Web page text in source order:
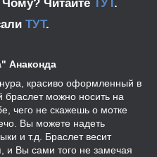
Чому? Читайте ТУТ.
ТУТ.
Анаконда
красиво оформленный в
браслет можно носить на
чего не скажешь о мотке
Вы можете надеть
и т.д. Браслет весит
и Вы сами того не замечая